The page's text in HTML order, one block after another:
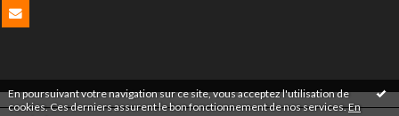
En poursuivant votre navigation sur ce site, vous acceptez l'utilisation de
cookies. Ces derniers assurent le bon fonctionnement de nos services.En